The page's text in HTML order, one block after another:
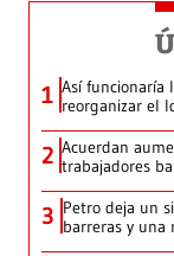
1 Así funcionaría
reorganizar el
2 Acuerdan
trabajadores
3 Petro deja un
barreras y una